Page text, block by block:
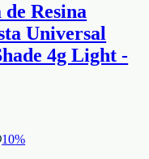
de Resina
Universal
4g Light -
10%